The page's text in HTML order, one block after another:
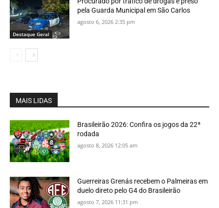
Destaque Geral
pela Guarda Municipal em São Carlos
agosto 6, 2026 2:35 pm
MAIS LIDAS
Brasileirão 2026: Confira os jogos da 22ª
rodada
agosto 8, 2026 12:05 am
Guerreiras Grenás recebem o Palmeiras em
duelo direto pelo G4 do Brasileirão
agosto 7, 2026 11:31 pm